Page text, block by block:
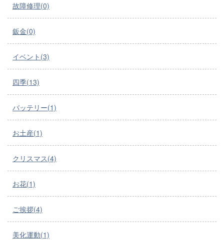
故障修理(0)
鈑金(0)
イベント(3)
四季(13)
バッテリー(1)
お土産(1)
クリスマス(4)
お花(1)
ご挨拶(4)
美化運動(1)